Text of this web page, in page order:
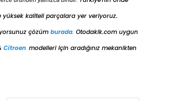
yüksek kaliteli parçalara yer veriyoruz.
çözüm burada. Otodakik.com uygun
Citroen modelleri için aradığınız mekanikten